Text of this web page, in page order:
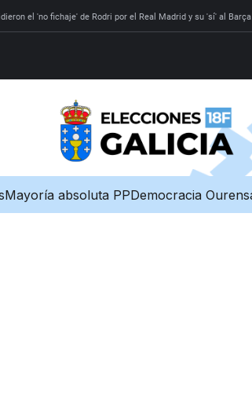
el 'no fichaje' de Rodri por el Real Madrid y su 'sí' al Barça